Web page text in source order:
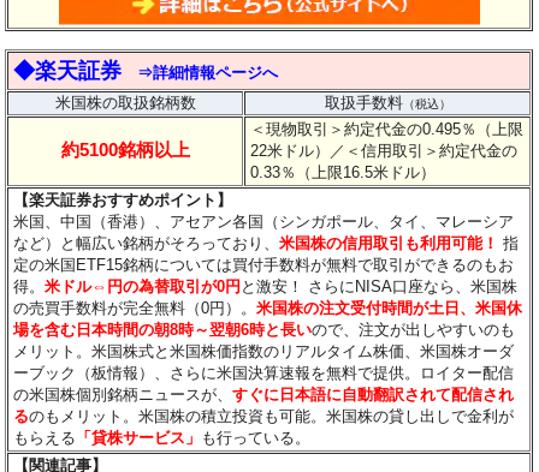
◆楽天証券
⇒詳細情報ページへ
米国株の取扱銘柄数
取扱手数料（税込）
約5100銘柄以上
＜現物取引＞約定代金の0.495％（上限
22米ドル）
／＜信用取引＞約定代金の
0.33％（上限16.5米ドル）
【楽天証券おすすめポイント】
米国、中国（香港）、アセアン各国（シンガポール、タイ、マレーシア
など）と幅広い銘柄がそろっており、米国株の信用取引も利用可能！ 指
定の米国ETF15銘柄については買付手数料が無料で取引ができるのもお
得。米ドル⇔円の為替取引が0円 と激安！ さらにNISA口座なら、米国株
の売買手数料が完全無料（0円）。米国株の注文受付時間が土日、米国休
場を含む日本時間の朝8時～翌朝6時と長いので、注文が出しやすいのも
メリット。米国株式と米国株価指数のリアルタイム株価、米国株オーダ
ーブック（板情報）、さらに米国決算速報を無料で提供。ロイター配信
の米国株個別銘柄ニュースが、すぐに日本語に自動翻訳されて配信され
るのもメリット。米国株の積立投資も可能。米国株の貸し出しで金利が
もらえる 「貸株サービス」 も行っている。
【関連記事】